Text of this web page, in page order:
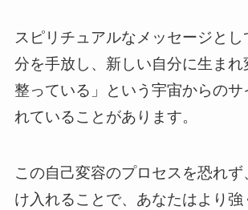
スピリチュアルなメッセージとし
分を手放し、新しい自分に生まれ
整っている」という宇宙からのサ
れていることがあります。
この自己変容のプロセスを恐れず
け入れることで、あなたはより強